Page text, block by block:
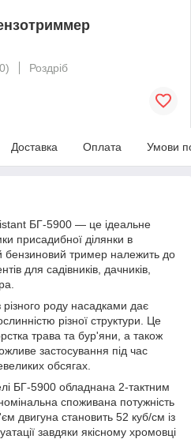
Роздріб
Доставка Оплата Умови
БГ-5900 — це ідеальне
присадибної ділянки в
бензиновий тример належить до
для садівників, дачників,
роду насадками дає
різної структури. Це
трава та бур'яни, а також
застосування під час
обсягах.
БГ-5900 обладнана 2-тактним
споживана потужність
двигуна становить 52 куб/см із
завдяки якісному хромовці